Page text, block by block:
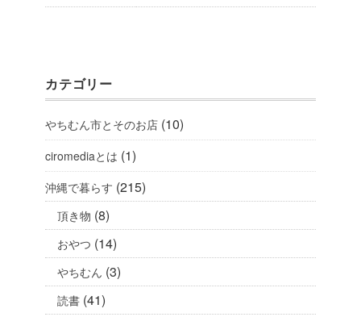
カテゴリー
やちむん市とそのお店 (10)
ciromediaとは (1)
沖縄で暮らす (215)
頂き物 (8)
おやつ (14)
やちむん (3)
読書 (41)